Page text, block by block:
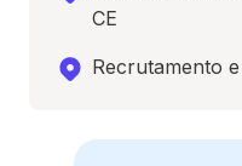
CE
Recrutamento